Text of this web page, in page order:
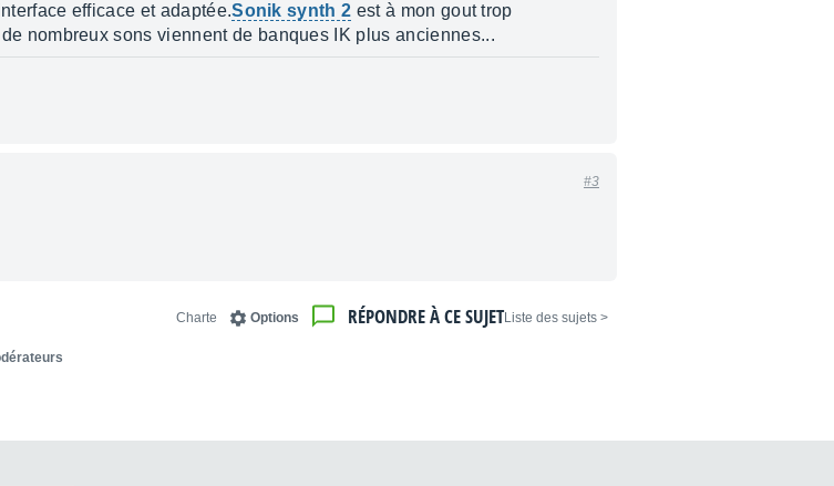
efficace et adaptée.Sonik synth 2 est à mon gout trop
nombreux sons viennent de banques IK plus anciennes...
#3
< Liste des sujets
RÉPONDRE À CE SUJET
Options
Charte